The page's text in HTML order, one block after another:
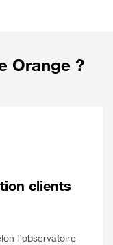
Orange ?
clients
l’observatoire